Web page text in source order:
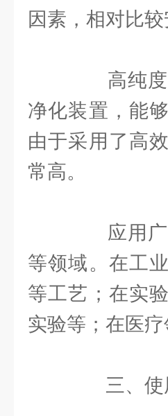
因素，相对比较
高纯度
净化装置，能
由于采用了高
常高。
应用广
等领域。在工
等工艺；在实
实验等；在医
三、使